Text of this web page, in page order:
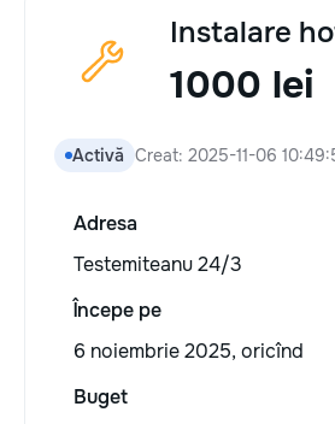
Instalare
1000 lei
Activă Creat: 2025-11-06
Adresa
Testemiteanu 24/3
Începe pe
6 noiembrie 2025, oricînd
Buget